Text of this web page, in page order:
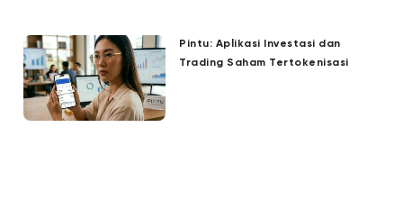
Pintu: Aplikasi Investasi dan
Trading Saham Tertokenisasi